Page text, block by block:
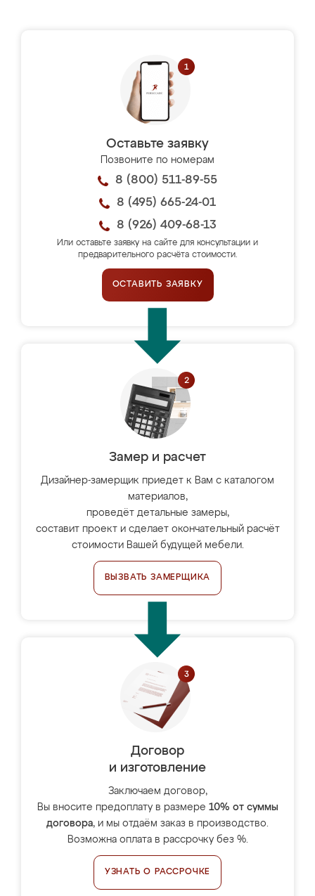
Оставьте заявку
Позвоните по номерам
8 (800) 511-89-55
8 (495) 665-24-01
8 (926) 409-68-13
Или оставьте заявку на сайте для консультации и
предварительного расчёта стоимости.
ОСТАВИТЬ ЗАЯВКУ
Замер и расчет
Дизайнер-замерщик приедет к Вам с каталогом
материалов,
проведёт детальные замеры,
составит проект и сделает окончательный расчёт
стоимости Вашей будущей мебели.
ВЫЗВАТЬ ЗАМЕРЩИКА
Договор
и изготовление
Заключаем договор,
Вы вносите предоплату в размере 10% от суммы
договора, и мы отдаём заказ в производство.
Возможна оплата в рассрочку без %.
УЗНАТЬ О РАССРОЧКЕ